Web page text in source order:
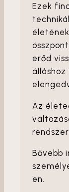
Ezek
erőd
álláshoz
Az
Bővebb
en.